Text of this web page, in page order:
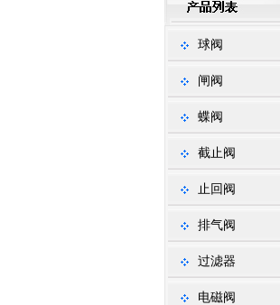
球阀
闸阀
蝶阀
截止阀
止回阀
排气阀
过滤器
电磁阀